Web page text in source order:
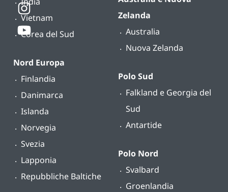
Vietnam
Corea del Sud
Nord Europa
Finlandia
Danimarca
Islanda
Norvegia
Svezia
Lapponia
Repubbliche Baltiche
Zelanda
Australia
Nuova Zelanda
Polo Sud
Falkland e Georgia del
Sud
Antartide
Polo Nord
Svalbard
Groenlandia